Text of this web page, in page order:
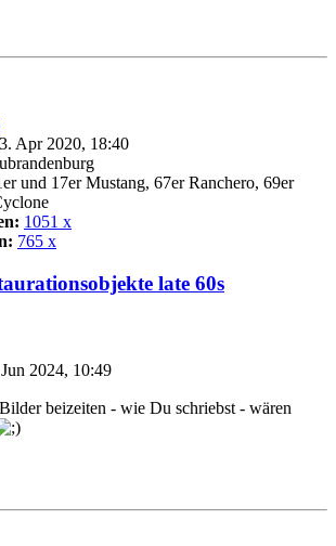
Apr 2020, 18:40
und 17er Mustang, 67er Ranchero, 69er
1051 x
765 x
late 60s
2024, 10:49
beizeiten - wie Du schriebst - wären